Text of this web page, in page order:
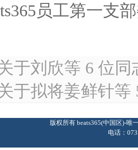
员工第一支
于刘欣等 6 位
于拟将姜鲜针
版权所有 beats365(中国区)-
电话：